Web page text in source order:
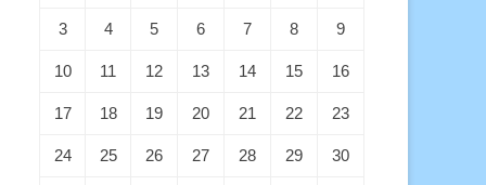
3 4 5 6 7 8 9
10 11 12 13 14 15 16
17 18 19 20 21 22 23
24 25 26 27 28 29 30